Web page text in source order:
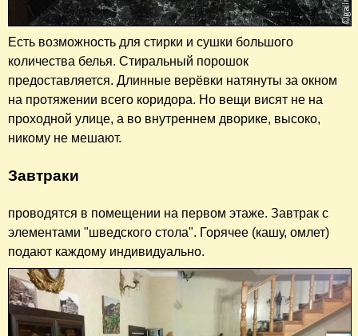
Есть возможность для стирки и сушки большого
количества белья. Стиральный порошок
предоставляется. Длинные верёвки натянуты за окном
на протяжении всего коридора. Но вещи висят не на
проходной улице, а во внутреннем дворике, высоко,
никому не мешают.
Завтраки
проводятся в помещении на первом этаже. Завтрак с
элементами "шведского стола". Горячее (кашу, омлет)
подают каждому индивидуально.